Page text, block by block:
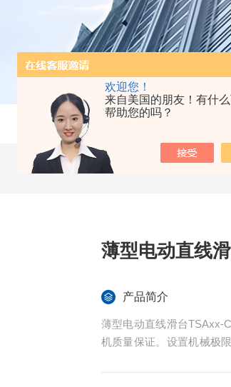
欢迎您！
来自美国的朋友！有什
帮助您的吗？
薄型电动直线
产品简介
薄型电动直线滑台TSAxx-
机质量保证。设置机械极